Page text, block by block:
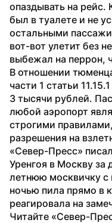
опаздывать на рейс.
был в туалете и не
остальными
вот-вот улетит без
выбежал на перрон,
В отношении
части 1 статьи
3 тысячи рублей.
любой аэропорт
строгими
разрешения на
«Север-Пресс»
Уренгоя в Москву за
летнюю москвичку
ночью пила прямо в
реагировала на
Читайте «Север-